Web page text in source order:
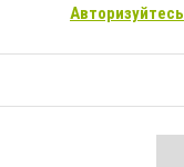
Авторизуйтесь